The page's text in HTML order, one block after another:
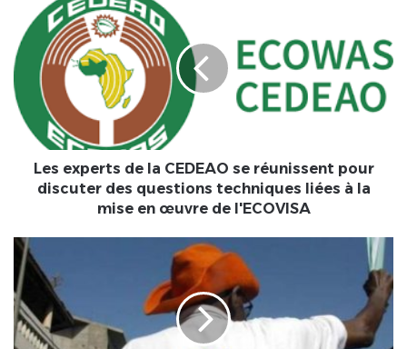
experts
de
la
CEDEAO
se
réunissent
pour
discuter
questions
à
la
mise
en
œuvre
de
Les experts de la CEDEAO se réunissent pour
discuter des questions techniques liées à la
mise en œuvre de l'ECOVISA
Guinée
Menace
contre
les
médias